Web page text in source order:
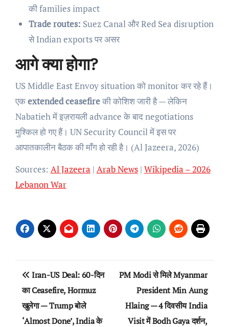
की families impact
Trade routes: Suez Canal और Red Sea disruption
से Indian exports पर असर
आगे क्या होगा?
US Middle East Envoy situation को monitor कर रहे हैं।
एकextended ceasefireकी कोशिश जारी है — लेकिन
Nabatieh में इज़रायली advance के बाद negotiations
मुश्किल हो गए हैं। UN Security Council में इस पर
आपातकालीन बैठक की माँग हो रही है। (Al Jazeera, 2026)
Sources: Al Jazeera | Arab News| Wikipedia – 2026
Lebanon War
Post
navigation
Iran-US Deal: 60-दिन
का Ceasefire, Hormuz
खुलेगा — Trump बोले
‘Almost Done’, India के
PM Modi से मिले Myanmar
President Min Aung
Hlaing — 4 दिवसीय India
Visit में Bodh Gaya दर्शन,